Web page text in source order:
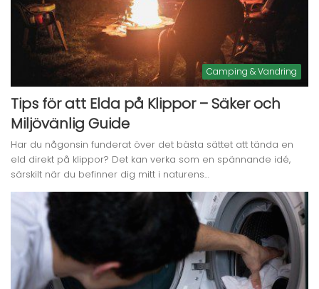
Camping & Vandring
Tips för att Elda på Klippor – Säker och
Miljövänlig Guide
Har du någonsin funderat över det bästa sättet att tända en
eld direkt på klippor? Det kan verka som en spännande idé,
särskilt när du befinner dig mitt i naturens…